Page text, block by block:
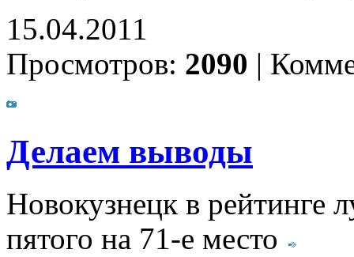
15.04.2011
Просмотров: 2090 |
Делаем выводы
Новокузнецк в рейтинге
пятого на 71-е место